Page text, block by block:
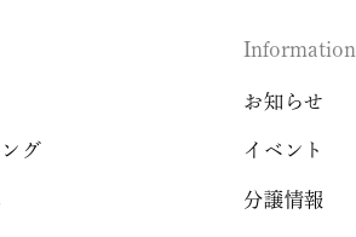
グ
Information
お知らせ
イベント
分譲情報